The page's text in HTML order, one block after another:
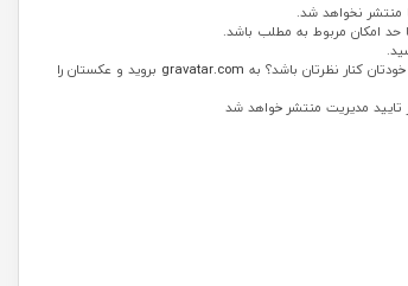
منتشر نخواهد شد.
حد امکان مربوط به مطلب باشد.
کنار نظرتان باشد؟ به gravatar.com بروید و عکستان را
تایید مدیریت منتشر خواهد شد